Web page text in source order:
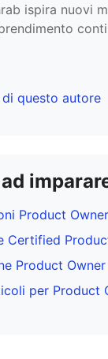
ispira nuovi
questo autore
Product Owner
Certified
Product Owner
per Product